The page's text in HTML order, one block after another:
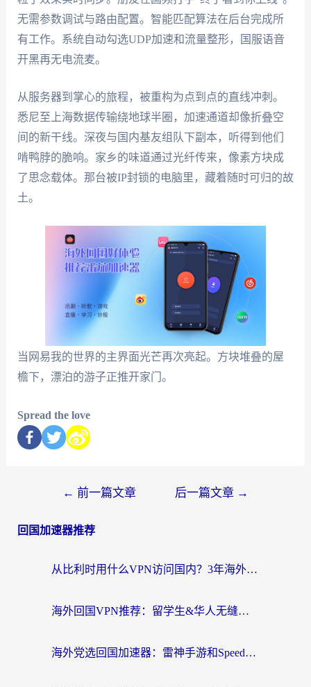
无需参数调试与路由配置。智能匹配算法在后台完成所
有工作。系统自动勾选UDP加速和流量整形，国服语音
开黑再无电流麦。
从服务器到掌心的旅程，被重构为点到点的直线冲刺。
悉尼至上海数据传输绕地球半圈，加速通道却像折叠空
间的新干线。深夜与国内基友组队下副本，听得到他们
啃鸭脖的脆响。家乡的味道通过光纤传来，像素方块成
了思念载体。那台被IP封锁的电脑里，藏着随时可归的故
土。
当网易我的世界的主界面光芒再次亮起。方块堆叠的屋
檐下，漂泊的游子正推开家门。
Spread the love
← 前一篇文章 后一篇文章 →
回国加速器推荐
从比利时用什么VPN访问国内？3年海外党亲测有效的无缝回国上网指南
海外回国VPN推荐：留学生&华人无缝访问国内资源的实用指南
海外党选回国加速器：雷神手游和SpeedCN哪个好？附避坑指南